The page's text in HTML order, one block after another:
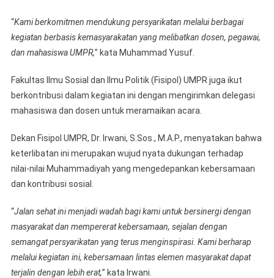
“Kami berkomitmen mendukung persyarikatan melalui berbagai
kegiatan berbasis kemasyarakatan yang melibatkan dosen, pegawai,
dan mahasiswa UMPR,” kata Muhammad Yusuf.
Fakultas Ilmu Sosial dan Ilmu Politik (Fisipol) UMPR juga ikut
berkontribusi dalam kegiatan ini dengan mengirimkan delegasi
mahasiswa dan dosen untuk meramaikan acara.
Dekan Fisipol UMPR, Dr. Irwani, S.Sos., M.A.P., menyatakan bahwa
keterlibatan ini merupakan wujud nyata dukungan terhadap
nilai-nilai Muhammadiyah yang mengedepankan kebersamaan
dan kontribusi sosial.
“Jalan sehat ini menjadi wadah bagi kami untuk bersinergi dengan
masyarakat dan mempererat kebersamaan, sejalan dengan
semangat persyarikatan yang terus menginspirasi. Kami berharap
melalui kegiatan ini, kebersamaan lintas elemen masyarakat dapat
terjalin dengan lebih erat,” kata Irwani.